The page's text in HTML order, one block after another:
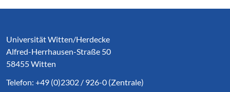
Universität Witten/Herdecke
Alfred-Herrhausen-Straße 50
58455 Witten
Telefon: +49 (0)2302 / 926-0 (Zentrale)